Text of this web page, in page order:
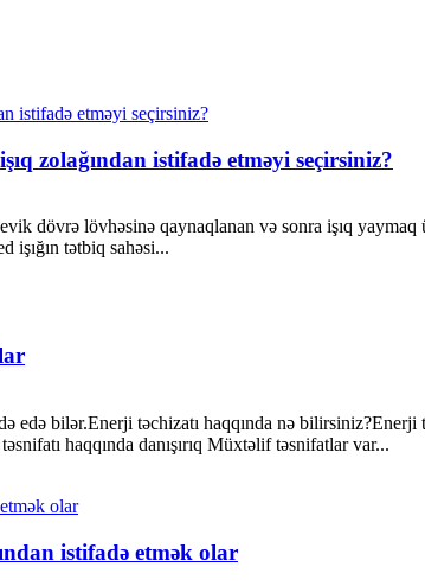
zolağından istifadə etməyi seçirsiniz?
dövrə lövhəsinə qaynaqlanan və sonra işıq
işığın tətbiq sahəsi...
bilər.Enerji təchizatı haqqında nə bilirsiniz?Enerji
haqqında danışırıq Müxtəlif təsnifatlar var...
istifadə etmək olar